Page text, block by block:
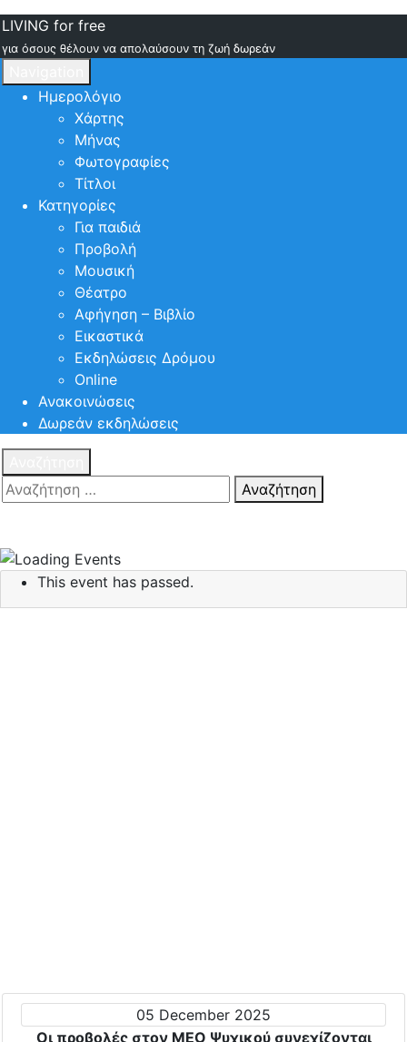
LIVING for free
για όσους θέλουν να απολαύσουν τη ζωή δωρεάν
Ημερολόγιο
Χάρτης
Μήνας
Φωτογραφίες
Τίτλοι
Κατηγορίες
Για παιδιά
Προβολή
Μουσική
Θέατρο
Αφήγηση – Βιβλίο
Εικαστικά
Εκδηλώσεις Δρόμου
Online
Ανακοινώσεις
Δωρεάν εκδηλώσεις
Αναζήτηση
This event has passed.
05 December 2025
Οι προβολές στον ΜΕΟ Ψυχικού συνεχίζονται